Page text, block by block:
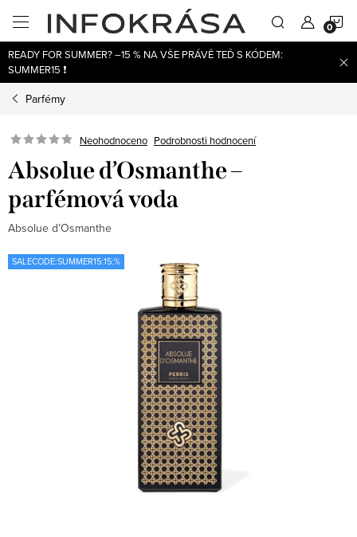
obsah
READY FOR SUMMER? –15 % NA VŠE PRÁVĚ TEĎ S KÓDEM:
SUMMER15 ❗
Parfémy
Neohodnoceno Podrobnosti hodnocení
Absolue d’Osmanthe –
parfémová voda
Absolue d’Osmanthe
SALECODE:SUMMER15:15:%